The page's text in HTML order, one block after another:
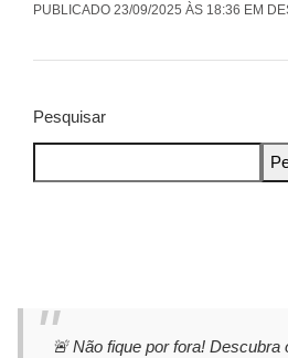
PUBLICADO 23/09/2025 ÀS 18:36 EM
Pesquisar
🚨 Não fique por fora! Descubra